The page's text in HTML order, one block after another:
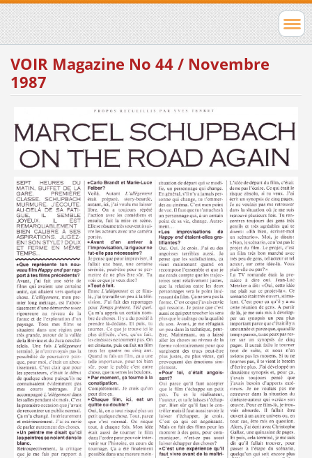
VOIR Magazine No 44 / Novembre
1987